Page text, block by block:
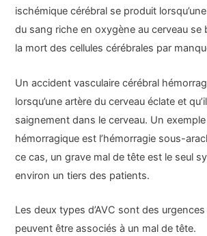
ischémique cérébral se produit
du sang riche en oxygène au cerveau se
la mort des cellules cérébrales par
Un accident vasculaire cérébral
lorsqu’une artère du cerveau éclate et
saignement dans le cerveau. Un
hémorragique est l’hémorragie sous-
ce cas, un grave mal de tête est le seul
environ un tiers des patients.
Les deux types d’AVC sont des
peuvent être associés à un mal de tête.